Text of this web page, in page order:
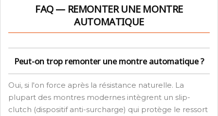
FAQ — REMONTER UNE MONTRE
AUTOMATIQUE
Peut-on trop remonter une montre automatique ?
Oui, si l'on force après la résistance naturelle. La
plupart des montres modernes intègrent un slip-
clutch (dispositif anti-surcharge) qui protège le ressort